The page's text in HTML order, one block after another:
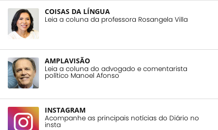
COISAS DA LÍNGUA
Leia a coluna da professora Rosangela Villa
AMPLAVISÃO
Leia a coluna do advogado e comentarista
político Manoel Afonso
INSTAGRAM
Acompanhe as principais notícias do Diário no
insta